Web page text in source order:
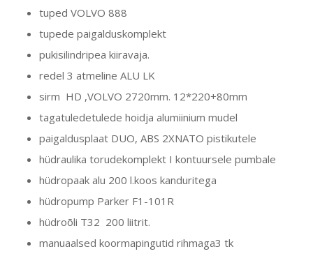
tuped VOLVO 888
tupede paigalduskomplekt
pukisilindripea kiiravaja.
redel 3 atmeline ALU LK
sirm HD ,VOLVO 2720mm. 12*220+80mm
tagatuledetulede hoidja alumiinium mudel
paigaldusplaat DUO, ABS 2XNATO pistikutele
hüdraulika torudekomplekt I kontuursele pumbale
hüdropaak alu 200 l.koos kanduritega
hüdropump Parker F1-101R
hüdroõli T32 200 liitrit.
manuaalsed koormapingutid rihmaga3 tk